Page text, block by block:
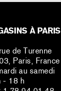
À PARIS
de Turenne
Paris, France
au samedi
- 18 h